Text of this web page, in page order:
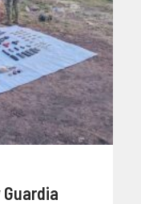
Guardia